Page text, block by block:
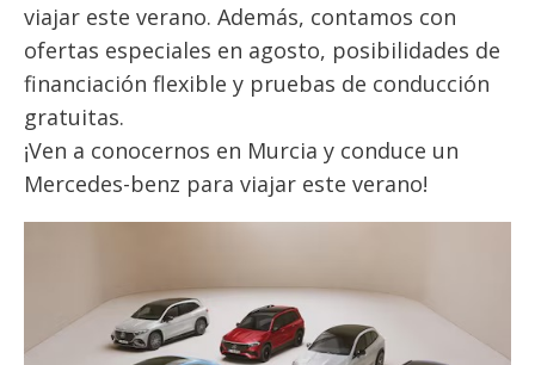
viajar este verano. Además, contamos con
ofertas especiales en agosto, posibilidades de
financiación flexible y pruebas de conducción
gratuitas.
¡Ven a conocernos en Murcia y conduce un
Mercedes-benz para viajar este verano!